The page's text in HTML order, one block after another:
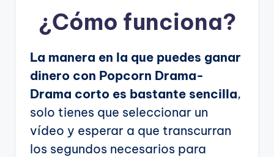
¿Cómo funciona?
La manera en la que puedes ganar
dinero con Popcorn Drama-
Drama corto es bastante sencilla,
solo tienes que seleccionar un
vídeo y esperar a que transcurran
los segundos necesarios para